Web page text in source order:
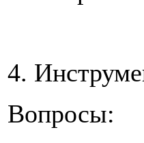
4.
Вопросы: